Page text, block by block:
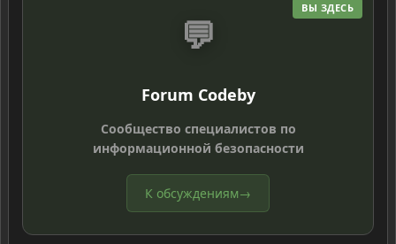
ВЫ ЗДЕСЬ
💬
Forum Codeby
Сообщество специалистов по
информационной безопасности
К обсуждениям→